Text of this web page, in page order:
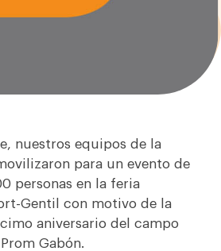
nuestros equipos de la
para un evento de
personas en la feria
Gentil con motivo de la
aniversario del campo
Gabón.